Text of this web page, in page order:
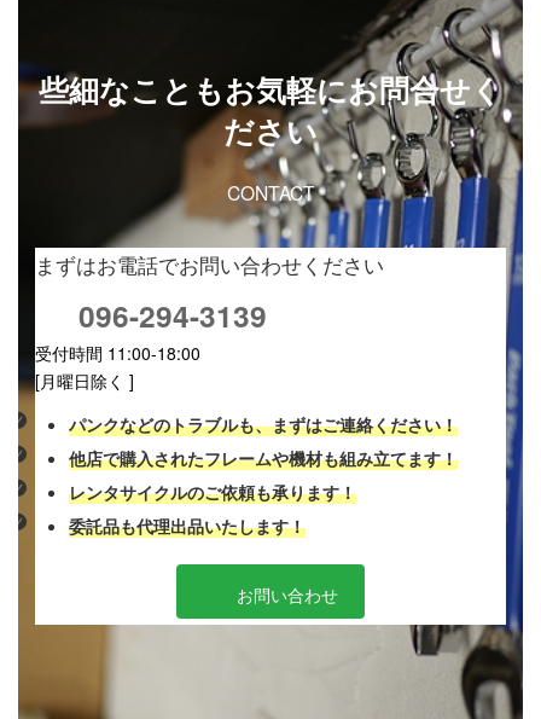
些細なこともお気軽にお問合せく
ださい
CONTACT
まずはお電話でお問い合わせください
096-294-3139
受付時間 11:00-18:00
[月曜日除く ]
パンクなどのトラブルも、まずはご連絡ください！
他店で購入されたフレームや機材も組み立てます！
レンタサイクルのご依頼も承ります！
委託品も代理出品いたします！
お問い合わせ